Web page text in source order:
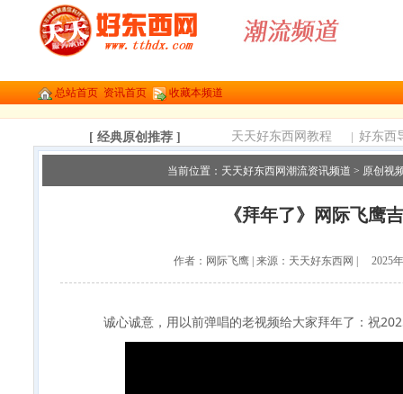
总站首页 资讯首页 收藏本频道
[ 经典原创推荐 ] 天天好东西网教程 | 好东西
当前位置： 天天好东西网潮流资讯频道 > 原创视
《拜年了》网际飞鹰
作者：网际飞鹰 | 来源：天天好东西网 | 2025
诚心诚意，用以前弹唱的老视频给大家拜年了：祝